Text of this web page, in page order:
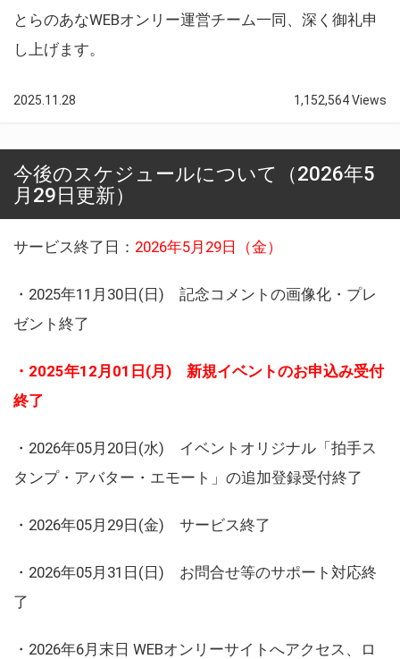
とらのあなWEBオンリー運営チーム一同、深く御礼申
し上げます。
2025.11.28 1,152,564 Views
今後のスケジュールについて（2026年5
月29日更新）
サービス終了日： 2026年5月29日（金）
・2025年11月30日(日) 記念コメントの画像化・プレ
ゼント終了
・2025年12月01日(月) 新規イベントのお申込み受付
終了
・2026年05月20日(水) イベントオリジナル「拍手ス
タンプ・アバター・エモート」の追加登録受付終了
・2026年05月29日(金) サービス終了
・2026年05月31日(日) お問合せ等のサポート対応終
了
・2026年6月末日 WEBオンリーサイトへアクセス、ロ